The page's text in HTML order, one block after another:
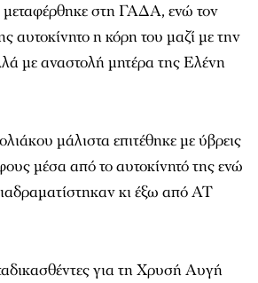
στη ΓΑΔΑ, ενώ τον
αυτοκίνητο η κόρη του μαζί με την
με αναστολή μητέρα της Ελένη
μάλιστα επιτέθηκε με ύβρεις
μέσα από το αυτοκίνητό της ενώ
κι έξω από ΑΤ
για τη Χρυσή Αυγή